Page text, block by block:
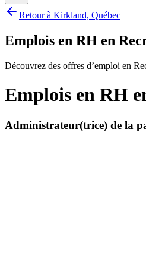
Retour à Kirkland, Québec
Emplois en RH en
Découvrez des offres d’emploi en
Emplois en RH
Administrateur(trice) de la